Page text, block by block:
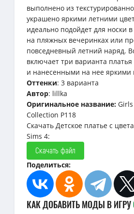
выполнено из
украшено яркими летними
идеально подойдет для носки
на пляжных вечеринках или
повседневный летний наряд.
включает три варианта платья
и нанесенными на нее яркими
Оттенки: 3 варианта
Автор: lillka
Оригинальное название:
Collection P118
Скачать Детское платье с
Sims 4:
Скачать файл
Поделиться:
КАК ДОБАВИТЬ МОДЫ В ИГРУ